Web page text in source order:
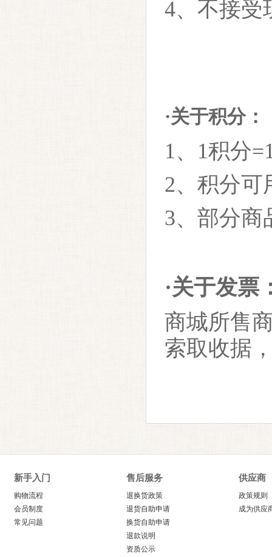
4、不接受
·关于积分：
1、1积分
2、积分可
3、部分商
·关于发票
商城所售
索取收据
新手入门
购物流程
会员制度
常见问题
售后服务
退换货政策
退货自助申请
换货自助申请
退款说明
资质公示
供应商
政策规则
成为供应